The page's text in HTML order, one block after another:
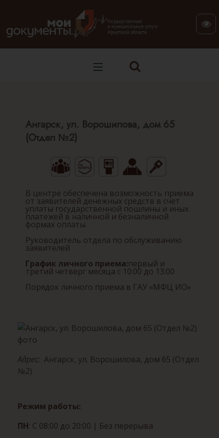
Ангарск, ул. Ворошилова, дом 65
(Отдел №2)
В центре обеспечена возможность приема
от заявителей денежных средств в счет
уплаты государственной пошлины и иных
платежей в наличной и безналичной
формах оплаты.
Руководитель отдела по обслуживанию
заявителей
График личного приема:первый и
третий четверг месяца с 10:00 до 13:00
Порядок личного приема в ГАУ «МФЦ ИО»
Адрес: Ангарск, ул. Ворошилова, дом 65 (Отдел
№2)
Режим работы:
ПН: С 08:00 до 20:00 | Без перерыва